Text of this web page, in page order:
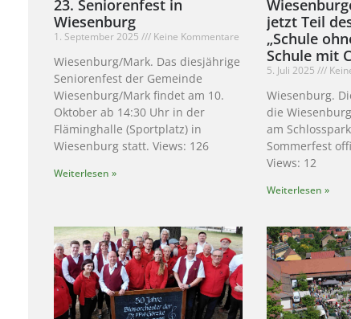
23. Seniorenfest in
Wiesenburg
1. September 2025 Keine Kommentare
Wiesenburg/Mark. Das diesjährige
Seniorenfest der Gemeinde
Wiesenburg/Mark findet am 10.
Oktober ab 14:30 Uhr in der
Fläminghalle (Sportplatz) in
Wiesenburg statt. Views: 126
Weiterlesen »
jetzt Teil
„Schule
Schule mit
5. Juli 2025
Wiesenburg.
die
am
Sommerfest
Views: 12
Weiterlesen »